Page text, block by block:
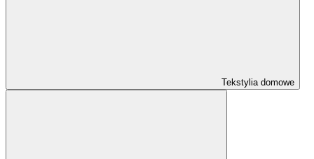
Tekstylia domowe